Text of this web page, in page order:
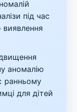
під час
виявлення
аномалію
ранньому
для дітей